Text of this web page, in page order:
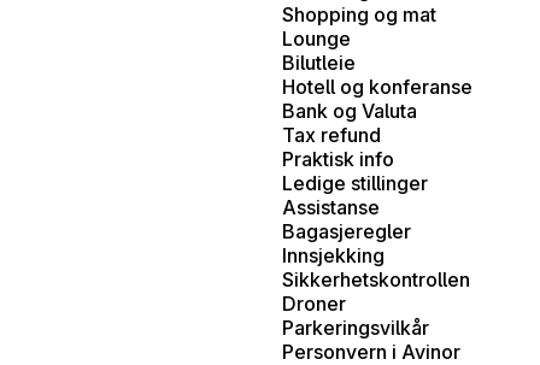
Shopping og mat
Lounge
Bilutleie
Hotell og konferanse
Bank og Valuta
Tax refund
Praktisk info
Ledige stillinger
Assistanse
Bagasjeregler
Innsjekking
Sikkerhetskontrollen
Droner
Parkeringsvilkår
Personvern i Avinor